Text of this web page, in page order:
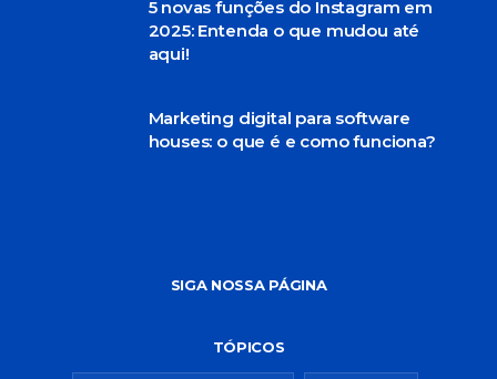
5 novas funções do Instagram em
2025: Entenda o que mudou até
aqui!
Marketing digital para software
houses: o que é e como funciona?
SIGA NOSSA PÁGINA
TÓPICOS